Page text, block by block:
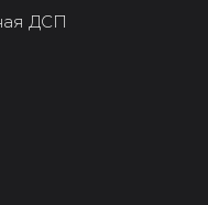
ДСП